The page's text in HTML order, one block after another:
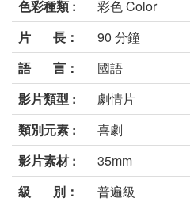
色彩種類 :
彩色 Color
片 長：
90 分鐘
語 言：
國語
影片類型 :
劇情片
類別元素 :
喜劇
影片素材 :
35mm
級 別：
普遍級